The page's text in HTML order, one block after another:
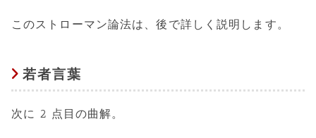
このストローマン論法は、後で詳しく説明します。
若者言葉
次に 2 点目の曲解。